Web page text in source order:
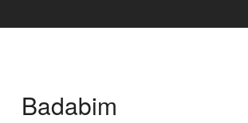
Badabim